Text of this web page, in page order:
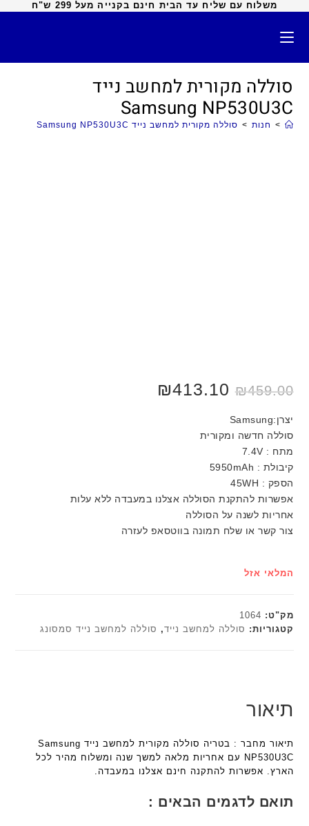
משלוח עם שליח עד הבית חינם בקנייה מעל 299 ש"ח
סוללה מקורית למחשב נייד
Samsung NP530U3C
> חנות > סוללה מקורית למחשב נייד Samsung NP530U3C
₪459.00
₪413.10
יצרן:Samsung
סוללה חדשה ומקורית
מתח : 7.4V
קיבולת : 5950mAh
הספק : 45WH
אפשרות להתקנת הסוללה אצלנו במעבדה ללא עלות
אחריות לשנה על הסוללה
צור קשר או שלח תמונה בווטסאפ לעזרה
המלאי אזל
מק"ט: 1064
קטגוריות: סוללה למחשב נייד, סוללה למחשב נייד סמסונג
תיאור
תיאור מחבר : בטריה סוללה מקורית למחשב נייד Samsung
NP530U3C עם אחריות מלאה למשך שנה ומשלוח מהיר לכל
הארץ. אפשרות להתקנה חינם אצלנו במעבדה.
תואם לדגמים הבאים :